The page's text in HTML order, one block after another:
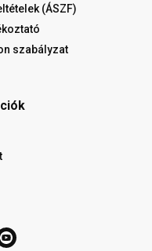
(ÁSZF)
szabályzat